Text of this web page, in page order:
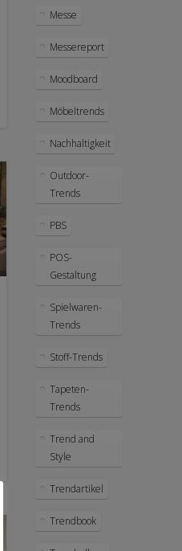
Messe
Messereport
Moodboard
Möbeltrends
Nachhaltigkeit
Outdoor-
Trends
PBS
POS-
Gestaltung
Spielwaren-
Trends
Stoff-Trends
Tapeten-
Trends
Trend and
Style
Trendartikel
Trendbook